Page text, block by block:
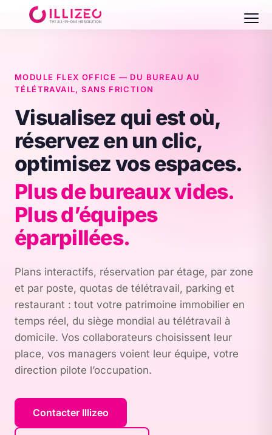
MODULE FLEX OFFICE — DU BUREAU AU
TÉLÉTRAVAIL, SANS FRICTION
Visualisez qui est où,
réservez en un clic,
optimisez vos espaces.
Plus de bureaux vides.
Plus d’équipes
éparpillées.
Plans interactifs, réservation par étage, par zone
et par poste, quotas de télétravail, parking et
restaurant : tout votre patrimoine immobilier en
temps réel, du siège mondial au télétravail à
domicile. Vos collaborateurs choisissent leur
place, vos managers voient leur équipe, votre
direction pilote l’occupation.
Contacter Illizeo